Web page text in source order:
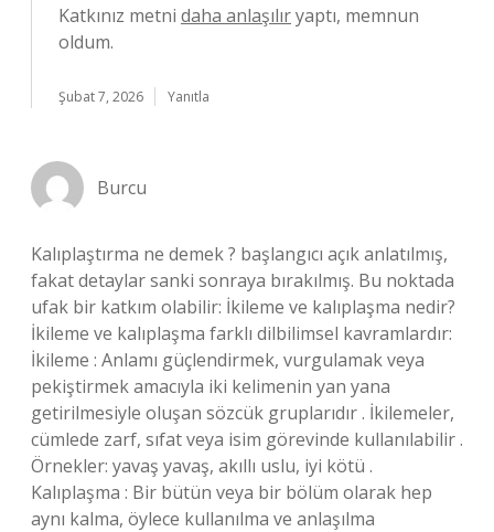
Katkınız metni daha anlaşılıryaptı, memnun
oldum.
Şubat 7, 2026 Yanıtla
Burcu
Kalıplaştırma ne demek ? başlangıcı açık anlatılmış,
fakat detaylar sanki sonraya bırakılmış. Bu noktada
ufak bir katkım olabilir: İkileme ve kalıplaşma nedir?
İkileme ve kalıplaşma farklı dilbilimsel kavramlardır:
İkileme : Anlamı güçlendirmek, vurgulamak veya
pekiştirmek amacıyla iki kelimenin yan yana
getirilmesiyle oluşan sözcük gruplarıdır . İkilemeler,
cümlede zarf, sıfat veya isim görevinde kullanılabilir .
Örnekler: yavaş yavaş, akıllı uslu, iyi kötü .
Kalıplaşma : Bir bütün veya bir bölüm olarak hep
aynı kalma, öylece kullanılma ve anlaşılma